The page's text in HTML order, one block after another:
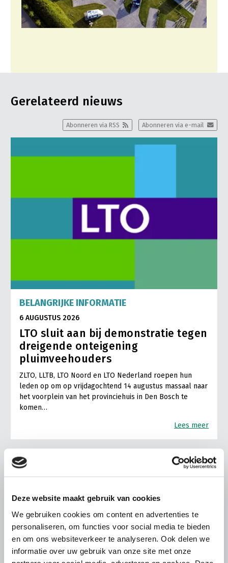
Deze website maakt gebruik van cookies
We gebruiken cookies om content en advertenties te
personaliseren, om functies voor social media te bieden
en om ons websiteverkeer te analyseren. Ook delen we
informatie over uw gebruik van onze site met onze
Gerelateerd nieuws
Abonneren via e-mail
Abonneren via RSS
BELANGRIJKE INFORMATIE
6 AUGUSTUS 2026
LTO sluit aan bij demonstratie tegen
dreigende onteigening
pluimveehouders
ZLTO, LLTB, LTO Noord en LTO Nederland roepen hun
leden op om op vrijdagochtend 14 augustus massaal naar
het voorplein van het provinciehuis in Den Bosch te
komen…
Lees meer